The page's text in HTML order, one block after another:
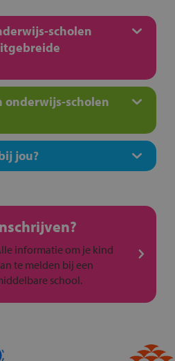
scholen
onderwijs-scholen
jou?
informatie om je kind
te melden bij een
school.